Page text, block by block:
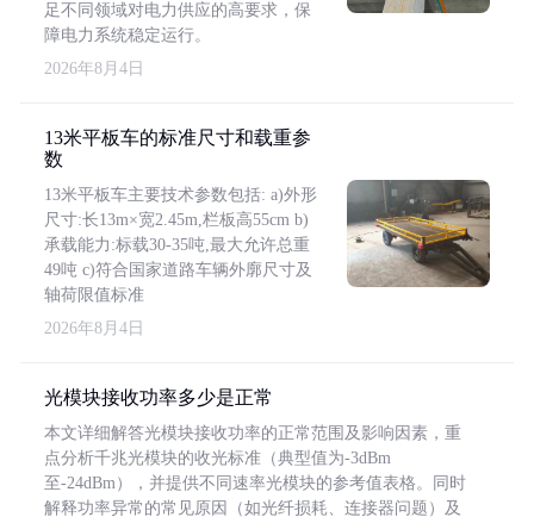
足不同领域对电力供应的高要求，保
障电力系统稳定运行。
2026年8月4日
13米平板车的标准尺寸和载重参
数
13米平板车主要技术参数包括: a)外形
尺寸:长13m×宽2.45m,栏板高55cm b)
承载能力:标载30-35吨,最大允许总重
49吨 c)符合国家道路车辆外廓尺寸及
轴荷限值标准
2026年8月4日
光模块接收功率多少是正常
本文详细解答光模块接收功率的正常范围及影响因素，重
点分析千兆光模块的收光标准（典型值为-3dBm
至-24dBm），并提供不同速率光模块的参考值表格。同时
解释功率异常的常见原因（如光纤损耗、连接器问题）及